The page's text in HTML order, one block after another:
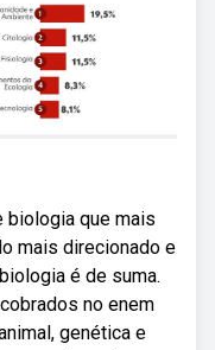
biologia que mais
mais direcionado e
é de suma.
no enem
genética e